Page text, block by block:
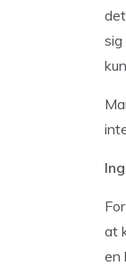
sig
at
en